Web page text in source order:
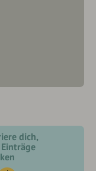
dich,